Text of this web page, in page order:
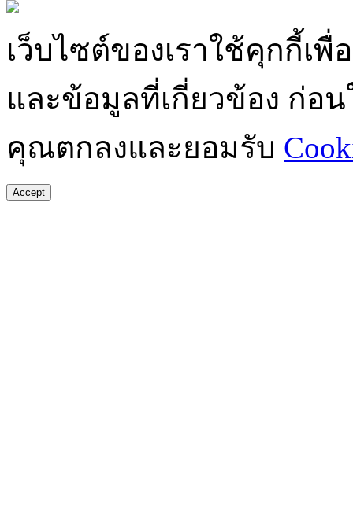
เว็บไซต์ของเราใช้คุกกี้เ
และข้อมูลที่เกี่ยวข้อง ก่อน
คุณตกลงและยอมรับ
Accept